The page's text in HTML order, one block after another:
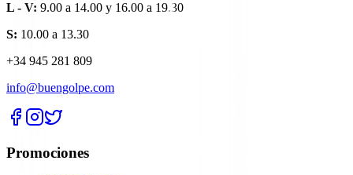
L - V: 9.00 a 14.00 y 16.00 a 19.30
S: 10.00 a 13.30
+34 945 281 809
info@buengolpe.com
Promociones